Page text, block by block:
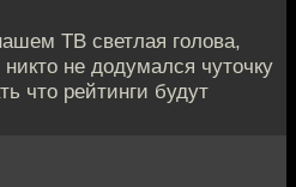
ТВ светлая голова,
не додумался чуточку
что рейтинги будут